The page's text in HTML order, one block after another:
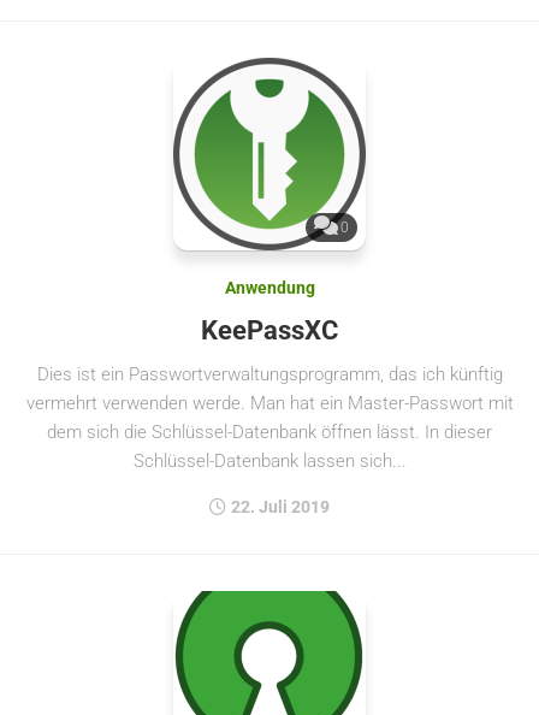
0
Anwendung
KeePassXC
Dies ist ein Passwortverwaltungsprogramm, das ich künftig
vermehrt verwenden werde. Man hat ein Master-Passwort mit
dem sich die Schlüssel-Datenbank öffnen lässt. In dieser
Schlüssel-Datenbank lassen sich...
22. Juli 2019